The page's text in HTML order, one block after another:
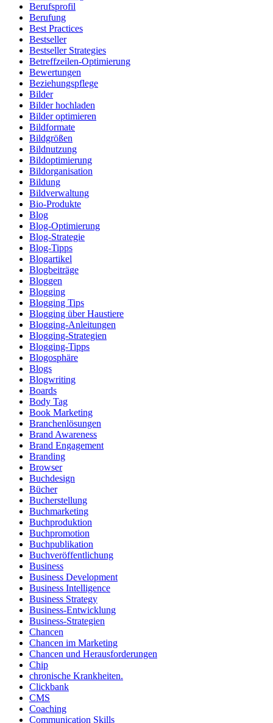
Berufsprofil
Berufung
Best Practices
Bestseller
Bestseller Strategies
Betreffzeilen-Optimierung
Bewertungen
Beziehungspflege
Bilder
Bilder hochladen
Bilder optimieren
Bildformate
Bildgrößen
Bildnutzung
Bildoptimierung
Bildorganisation
Bildung
Bildverwaltung
Bio-Produkte
Blog
Blog-Optimierung
Blog-Strategie
Blog-Tipps
Blogartikel
Blogbeiträge
Bloggen
Blogging
Blogging Tips
Blogging über Haustiere
Blogging-Anleitungen
Blogging-Strategien
Blogging-Tipps
Blogosphäre
Blogs
Blogwriting
Boards
Body Tag
Book Marketing
Branchenlösungen
Brand Awareness
Brand Engagement
Branding
Browser
Buchdesign
Bücher
Bucherstellung
Buchmarketing
Buchproduktion
Buchpromotion
Buchpublikation
Buchveröffentlichung
Business
Business Development
Business Intelligence
Business Strategy
Business-Entwicklung
Business-Strategien
Chancen
Chancen im Marketing
Chancen und Herausforderungen
Chip
chronische Krankheiten.
Clickbank
CMS
Coaching
Communication Skills